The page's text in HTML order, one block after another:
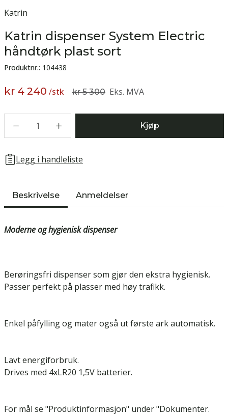
Katrin
Katrin dispenser System Electric
håndtørk plast sort
Produktnr.: 104438
kr 4 240 /stk kr 5 300 Eks. MVA
1 Kjøp
Legg i handleliste
Beskrivelse Anmeldelser
Moderne og hygienisk dispenser
Berøringsfri dispenser som gjør den ekstra hygienisk.
Passer perfekt på plasser med høy trafikk.
Enkel påfylling og mater også ut første ark automatisk.
Lavt energiforbruk.
Drives med 4xLR20 1,5V batterier.
For mål se "Produktinformasjon" under "Dokumenter.